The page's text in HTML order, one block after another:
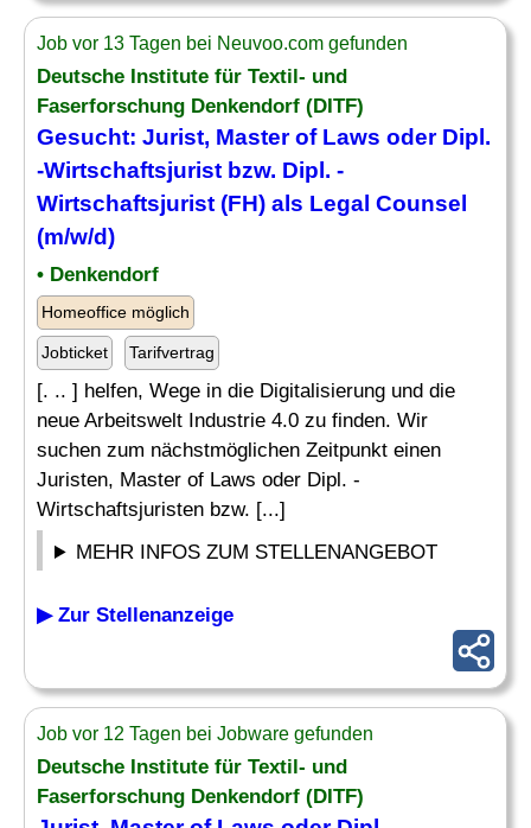
Job vor 13 Tagen bei Neuvoo.com gefunden
Deutsche Institute für Textil- und
Faserforschung Denkendorf (DITF)
Gesucht: Jurist, Master of Laws oder Dipl.
-Wirtschaftsjurist bzw. Dipl. -
Wirtschaftsjurist (FH) als Legal Counsel
(m/w/d)
• Denkendorf
Homeoffice möglich
Jobticket Tarifvertrag
[. .. ] helfen, Wege in die Digitalisierung und die
neue Arbeitswelt Industrie 4.0 zu finden. Wir
suchen zum nächstmöglichen Zeitpunkt einen
Juristen, Master of Laws oder Dipl. -
Wirtschaftsjuristen bzw. [...]
MEHR INFOS ZUM STELLENANGEBOT
▶ Zur Stellenanzeige
Job vor 12 Tagen bei Jobware gefunden
Deutsche Institute für Textil- und
Faserforschung Denkendorf (DITF)